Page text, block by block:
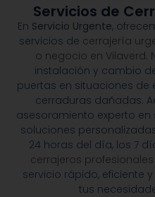
Servicios de
En Servicio Urgente,
servicios de cerrajería
o negocio en Vilaverd.
instalación y cambio
puertas en situaciones de
cerraduras dañadas.
asesoramiento experto
soluciones
24 horas del día, los 7
cerrajeros
servicio rápido, eficiente
tus